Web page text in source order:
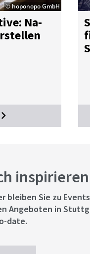
© hoponopo GmbH
Na­
bleiben Sie zu
Angeboten in
date.